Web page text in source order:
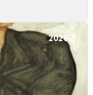
2026년